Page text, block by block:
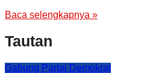
Baca selengkapnya »
Tautan
Gabung Partai Demokrat